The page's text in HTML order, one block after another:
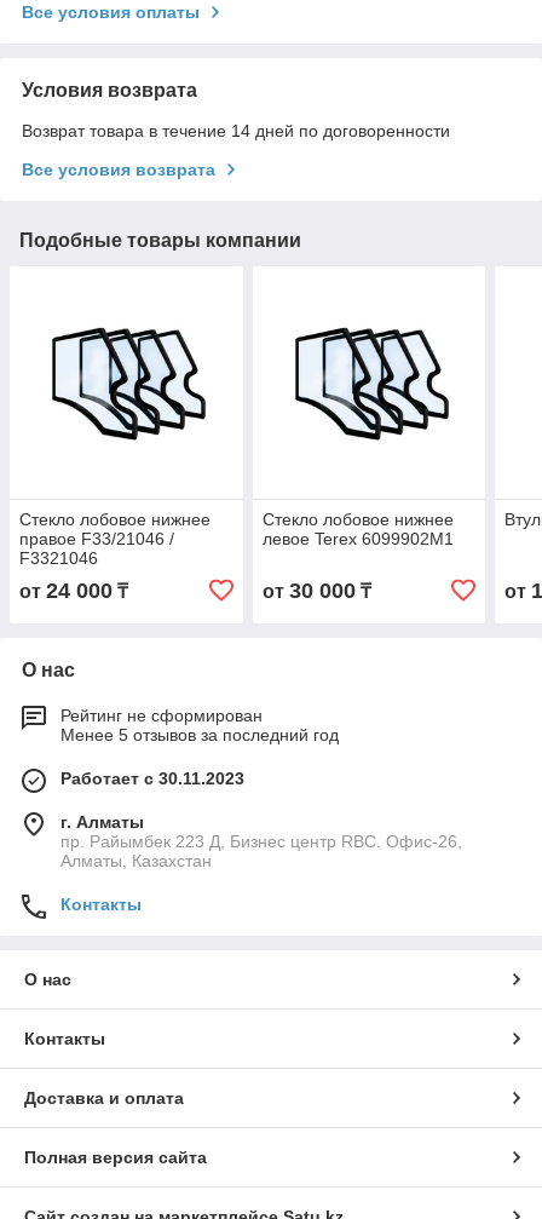
Все условия оплаты
Условия возврата
Возврат товара в течение 14 дней по договоренности
Все условия возврата
Подобные товары компании
Стекло лобовое нижнее
правое F33/21046 /
F3321046
от 24 000 ₸
Стекло лобовое нижнее
левое Terex 6099902M1
от 30 000₸ от
О нас
Рейтинг не сформирован
Менее 5 отзывов за последний год
Работает с 30.11.2023
г. Алматы
пр. Райымбек 223 Д, Бизнес центр RBC. Офис-26,
Алматы, Казахстан
Контакты
О нас
Контакты
Доставка и оплата
Полная версия сайта